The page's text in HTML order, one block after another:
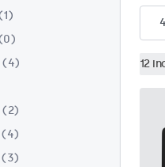
1
0
4
2
4
3
4
12